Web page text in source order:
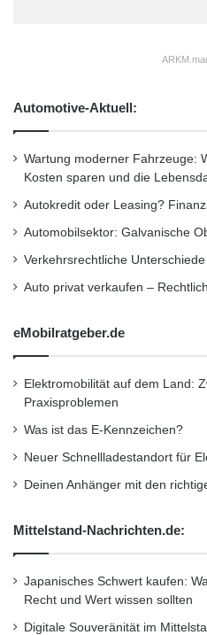
Besonders praktisch ist
App: Damit lassen sich
auch mit einem
Reichweite viele
Warnung vor
Programmierungen bis
eisfreie Scheiben
Automotive-Aktuell:
Wartung moderner Fahrzeuge:
Kosten sparen und die
Autokredit oder Leasing?
Automobilsektor: Galvanische
Verkehrsrechtliche
Auto privat verkaufen –
eMobilratgeber.de
Elektromobilität auf dem Land:
Praxisproblemen
Was ist das E-Kennzeichen?
Neuer Schnellladestandort für
Deinen Anhänger mit den
Mittelstand-Nachrichten.de:
Japanisches Schwert kaufen:
Recht und Wert wissen sollten
Digitale Souveränität im